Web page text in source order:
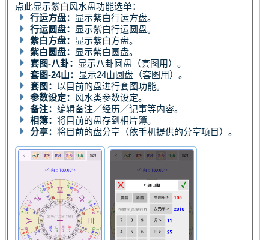
点此显示紫白风水盘功能选单：
行运方盘：
显示紫白行运方盘。
行运圆盘：
显示紫白行运圆盘。
紫白方盘：
显示紫白方盘。
紫白圆盘：
显示紫白圆盘。
套图-八卦：
显示八卦圆盘（套图用）。
套图-24山：
显示24山圆盘（套图用）。
套图： 以目前的盘进行套图功能。
参数设定： 风水类参数设定。
备注：编辑备注／经历／记事等内容。
相簿：将目前的盘存到相片簿。
分享：将目前的盘分享（依手机提供的分享项目）。